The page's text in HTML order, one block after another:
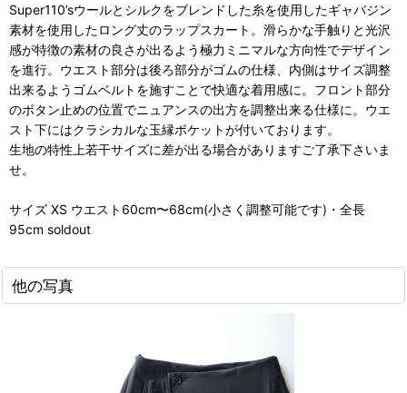
Super110’sウールとシルクをブレンドした糸を使用したギャバジン
素材を使用したロング丈のラップスカート。滑らかな手触りと光沢
感が特徴の素材の良さが出るよう極力ミニマルな方向性でデザイン
を進行。ウエスト部分は後ろ部分がゴムの仕様、内側はサイズ調整
出来るようゴムベルトを施すことで快適な着用感に。フロント部分
のボタン止めの位置でニュアンスの出方を調整出来る仕様に。ウエ
スト下にはクラシカルな玉縁ポケットが付いております。
生地の特性上若干サイズに差が出る場合がありますご了承下さいま
せ。
サイズ XS ウエスト60cm〜68cm(小さく調整可能です)・全長
95cm soldout
他の写真